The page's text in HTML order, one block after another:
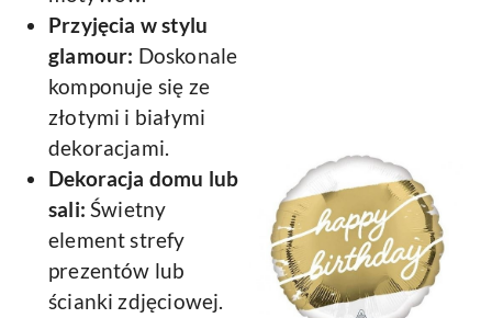
Przyjęcia w stylu
glamour: Doskonale
komponuje się ze
złotymi i białymi
dekoracjami.
Dekoracja domu lub
sali: Świetny
element strefy
prezentów lub
ścianki zdjęciowej.